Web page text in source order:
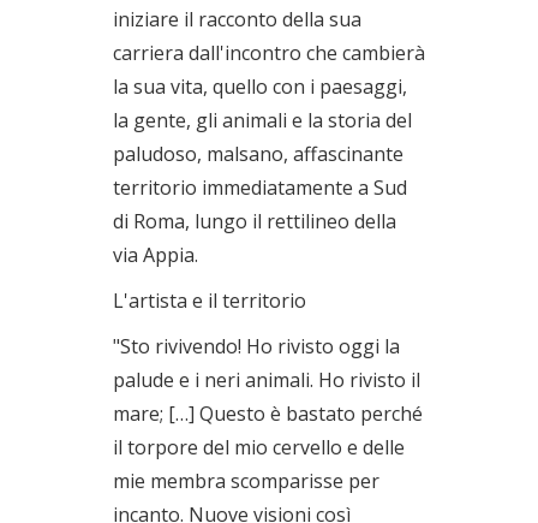
iniziare il racconto della sua
carriera dall'incontro che cambierà
la sua vita, quello con i paesaggi,
la gente, gli animali e la storia del
paludoso, malsano, affascinante
territorio immediatamente a Sud
di Roma, lungo il rettilineo della
via Appia.
L'artista e il territorio
"Sto rivivendo! Ho rivisto oggi la
palude e i neri animali. Ho rivisto il
mare; […] Questo è bastato perché
il torpore del mio cervello e delle
mie membra scomparisse per
incanto. Nuove visioni così